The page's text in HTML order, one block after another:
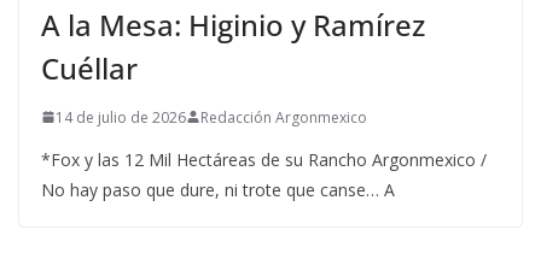
A la Mesa: Higinio y Ramírez
Cuéllar
14 de julio de 2026 Redacción Argonmexico
*Fox y las 12 Mil Hectáreas de su Rancho Argonmexico /
No hay paso que dure, ni trote que canse… A